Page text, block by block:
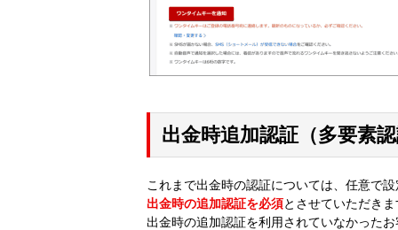
出金時追加認証（多要素
これまで出金時の認証については、任意で
出金時の追加認証を必須とさせていただき
出金時の追加認証を利用されていなかった